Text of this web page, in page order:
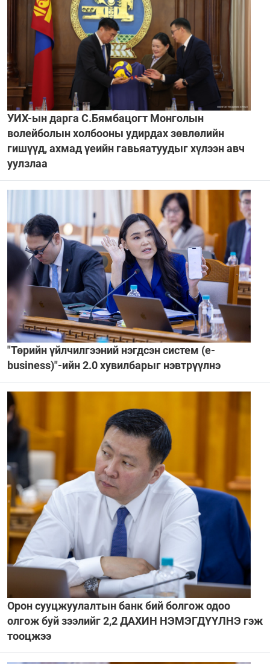
УИХ-ын дарга С.Бямбацогт Монголын
волейболын холбооны удирдах зөвлөлийн
гишүүд, ахмад үеийн гавьяатуудыг хүлээн авч
уулзлаа
"Төрийн үйлчилгээний нэгдсэн систем (е-
business)"-ийн 2.0 хувилбарыг нэвтрүүлнэ
Орон сууцжуулалтын банк бий болгож одоо
олгож буй зээлийг 2,2 ДАХИН НЭМЭГДҮҮЛНЭ гэж
тооцжээ